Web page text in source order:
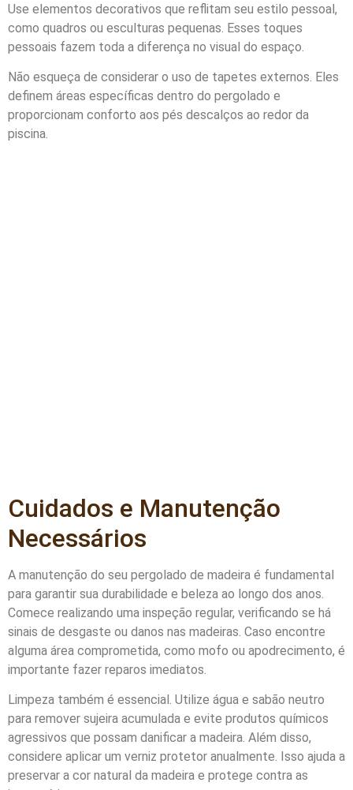
Use elementos decorativos que reflitam seu estilo pessoal,
como quadros ou esculturas pequenas. Esses toques
pessoais fazem toda a diferença no visual do espaço.
Não esqueça de considerar o uso de tapetes externos. Eles
definem áreas específicas dentro do pergolado e
proporcionam conforto aos pés descalços ao redor da
piscina.
Cuidados e Manutenção
Necessários
A manutenção do seu pergolado de madeira é fundamental
para garantir sua durabilidade e beleza ao longo dos anos.
Comece realizando uma inspeção regular, verificando se há
sinais de desgaste ou danos nas madeiras. Caso encontre
alguma área comprometida, como mofo ou apodrecimento, é
importante fazer reparos imediatos.
Limpeza também é essencial. Utilize água e sabão neutro
para remover sujeira acumulada e evite produtos químicos
agressivos que possam danificar a madeira. Além disso,
considere aplicar um verniz protetor anualmente. Isso ajuda a
preservar a cor natural da madeira e protege contra as